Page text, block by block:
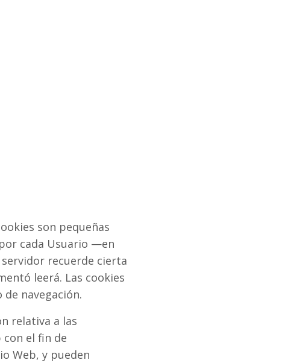
son pequeñas
cada Usuario —en
recuerde cierta
leerá. Las cookies
navegación.
relativa a las
el fin de
Web, y pueden